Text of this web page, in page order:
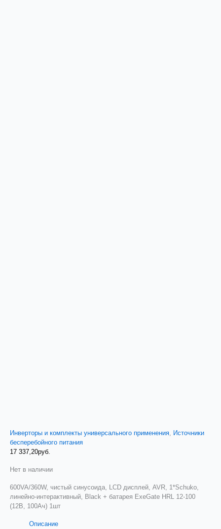
Инверторы и комплекты универсального применения
Источники
бесперебойного питания
17 337,20руб.
Нет в наличии
600VA/360W, чистый синусоида, LCD дисплей, AVR, 1*Schuko,
линейно-интерактивный, Black + батарея ExeGate HRL 12-100
(12В, 100Ач) 1шт
Описание